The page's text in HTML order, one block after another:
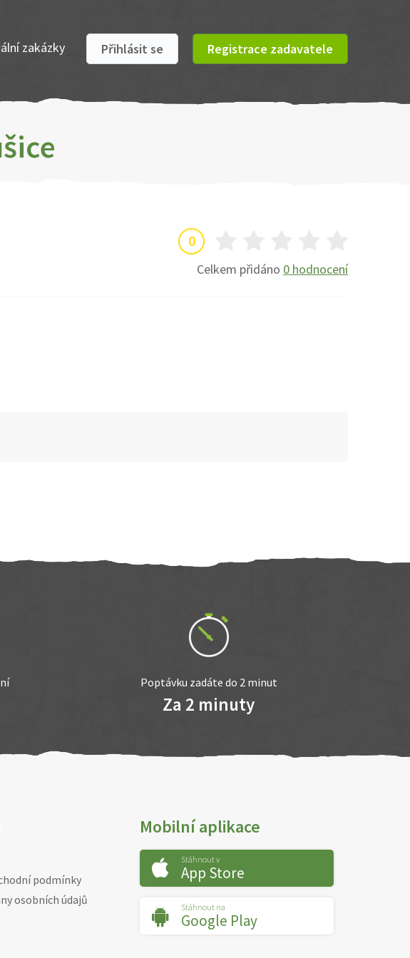
zakázky Přihlásit se Registrace zadavatele
0
Celkem přidáno 0 hodnocení
Poptávku zadáte do 2 minut
Za 2 minuty
podmínky
osobních údajů
Mobilní aplikace
Stáhnout v
App Store
Stáhnout na
Google Play